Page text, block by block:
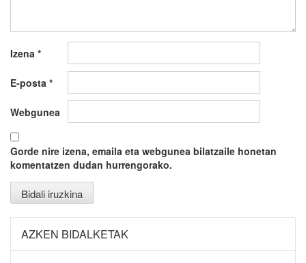
Izena *
E-posta *
Webgunea
Gorde nire izena, emaila eta webgunea bilatzaile honetan
komentatzen dudan hurrengorako.
AZKEN BIDALKETAK